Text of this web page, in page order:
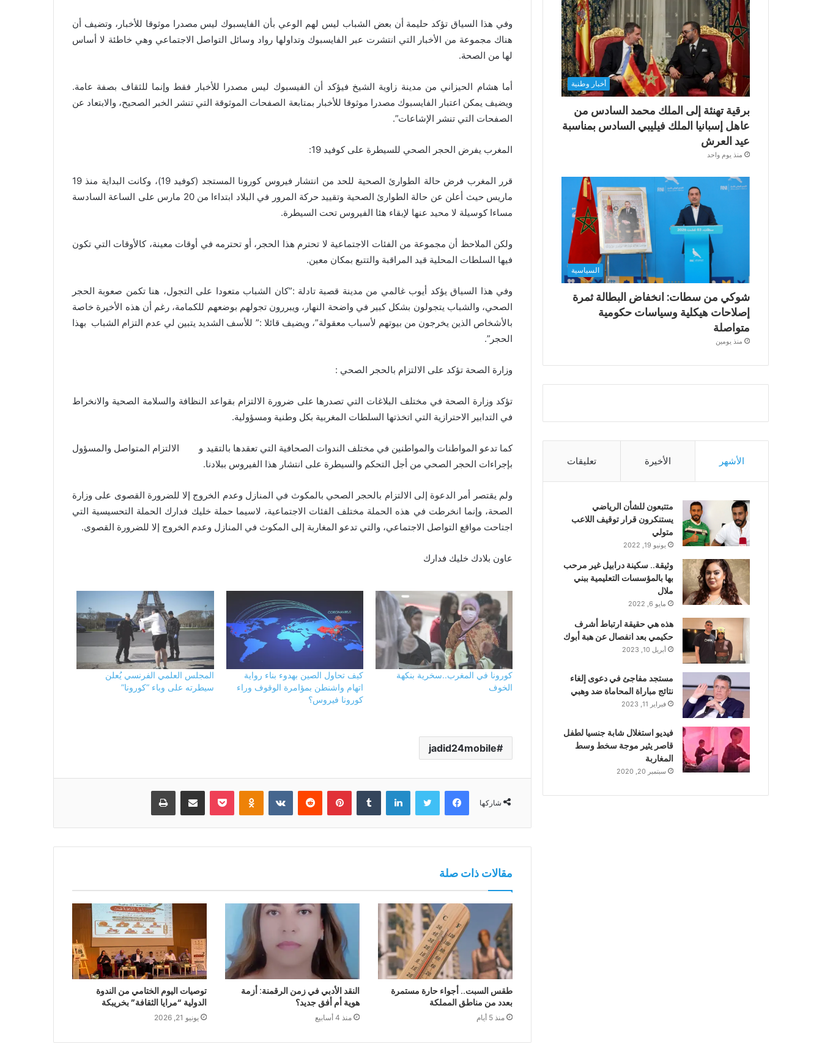
وفي هذا السياق تؤكد حليمة أن بعض الشباب ليس لهم الوعي بأن الفايسبوك ليس مصدرا موثوقا للأخبار، وتضيف أن
هناك مجموعة من الأخبار التي انتشرت عبر الفايسبوك وتداولها رواد وسائل التواصل الاجتماعي وهي خاطئة لا أساس
لها من الصحة.
أما هشام الحيزاني من مدينة زاوية الشيخ فيؤكد أن الفيسبوك ليس مصدرا للأخبار فقط وإنما للثقاف بصفة عامة.
ويضيف يمكن اعتبار الفايسبوك مصدرا موثوقا للأخبار بمتابعة الصفحات الموثوقة التي تنشر الخبر الصحيح، والابتعاد عن
الصفحات التي تنشر الإشاعات”.
المغرب يفرض الحجر الصحي للسيطرة على كوفيد 19:
قرر المغرب فرض حالة الطوارئ الصحية للحد من انتشار فيروس كورونا المستجد (كوفيد 19)، وكانت البداية منذ 19
ماريس حيث أعلن عن حالة الطوارئ الصحية وتقييد حركة المرور في البلاد ابتداءا من 20 مارس على الساعة السادسة
مساءا كوسيلة لا محيد عنها لإبقاء هئا الفيروس تحت السيطرة.
ولكن الملاحظ أن مجموعة من الفئات الاجتماعية لا تحترم هذا الحجر، أو تحترمه في أوقات معينة، كالأوقات التي تكون
فيها السلطات المحلية قيد المراقبة والتتبع بمكان معين.
وفي هذا السياق يؤكد أيوب غالمي من مدينة قصبة تادلة :”كان الشباب متعودا على التجول، هنا تكمن صعوبة الحجر
الصحي، والشباب يتجولون بشكل كبير في واضحة النهار، ويبررون تجولهم بوضعهم للكمامة، رغم أن هذه الأخيرة خاصة
بالأشخاص الذين يخرجون من بيوتهم لأسباب معقولة”، ويضيف قائلا :” للأسف الشديد يتبين لي عدم التزام الشباب بهذا
الحجر”.
وزارة الصحة تؤكد على الالتزام بالحجر الصحي :
تؤكد وزارة الصحة في مختلف البلاغات التي تصدرها على ضرورة الالتزام بقواعد النظافة والسلامة الصحية والانخراط
في التدابير الاحترازية التي اتخذتها السلطات المغربية بكل وطنية ومسؤولية.
كما تدعو المواطنات والمواطنين في مختلف الندوات الصحافية التي تعقدها بالتقيد و الالتزام المتواصل والمسؤول
بإجراءات الحجر الصحي من أجل التحكم والسيطرة على انتشار هذا الفيروس ببلادنا.
ولم يقتصر أمر الدعوة إلى الالتزام بالحجر الصحي بالمكوث في المنازل وعدم الخروج إلا للضرورة القصوى على وزارة
الصحة، وإنما انخرطت في هذه الحملة مختلف الفئات الاجتماعية، لاسيما حملة خليك فدارك الحملة التحسيسية التي
اجتاحت مواقع التواصل الاجتماعي، والتي تدعو المغاربة إلى المكوث في المنازل وعدم الخروج إلا للضرورة القصوى.
عاون بلادك خليك فدارك
كورونا في المغرب..سخرية بنكهة
الخوف
كيف تحاول الصين بهدوء بناء رواية
اتهام واشنطن بمؤامرة الوقوف وراء
كورونا فيروس؟
المجلس العلمي الفرنسي يُعلن
سيطرته على وباء “كورونا”
jadid24mobile
شاركها
فيسبوك تويتر لينكدإن بينتيريست Odnoklassniki
بوكيت مشاركة عبر البريد طباعة
مقالات ذات صلة
طقس السبت.. أجواء حارة مستمرة
بعدد من مناطق المملكة
منذ 5 أيام
النقد الأدبي في زمن الرقمنة: أزمة
هوية أم أفق جديد؟
منذ 4 أسابيع
توصيات اليوم الختامي من الندوة
الدولية “مرايا الثقافة” بخريبكة
يونيو 21, 2026
أخبار وطنية
برقية تهنئة إلى الملك محمد السادس من
عاهل إسبانيا الملك فيليبي السادس بمناسبة
عيد العرش
منذ يوم واحد
السياسية
شوكي من سطات: انخفاض البطالة ثمرة
إصلاحات هيكلية وسياسات حكومية
متواصلة
منذ يومين
الأشهر الأخيرة تعليقات
متتبعون للشأن الرياضي
يستنكرون قرار توقيف اللاعب
متولي
يونيو 19, 2022
وثيقة.. سكينة درابيل غير مرحب
بها بالمؤسسات التعليمية ببني
ملال
مايو 6, 2022
هذه هي حقيقة ارتباط أشرف
حكيمي بعد انفصال عن هبة أبوك
أبريل 10, 2023
مستجد مفاجئ في دعوى إلغاء
نتائج مباراة المحاماة ضد وهبي
فبراير 11, 2023
فيديو استغلال شابة جنسيا لطفل
قاصر يثير موجة سخط وسط
المغاربة
سبتمبر 20, 2020